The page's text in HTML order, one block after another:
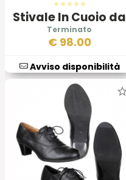
Stivale In Cuoio da
Ufficiale Esercito
Tedesco Orientale
NVA
€ 98.00
Avviso disponibilità